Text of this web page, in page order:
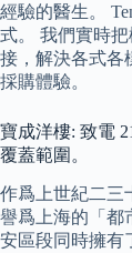
經驗的醫生。
式。 我們實時
接，解決各式各
採購體驗。
寶成洋樓: 致電
覆蓋範圍。
作爲上世紀二三
譽爲上海的「都
安區段同時擁有